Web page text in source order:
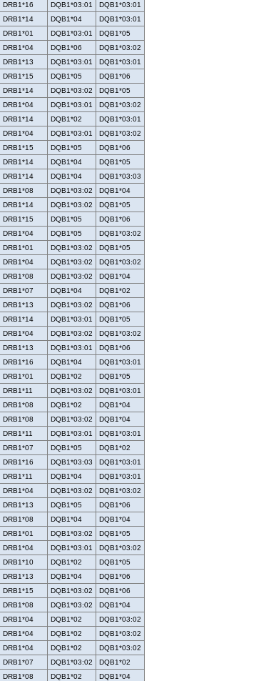
DRB1*16 DQB1*03:01
DQB1*03:01
DRB1*14 DQB1*04
DQB1*03:01
DRB1*01 DQB1*03:01
DQB1*05
DRB1*04 DQB1*06
DQB1*03:02
DRB1*13 DQB1*03:01
DQB1*03:01
DRB1*15 DQB1*05
DQB1*06
DRB1*14 DQB1*03:02
DQB1*05
DRB1*04 DQB1*03:01
DQB1*03:02
DRB1*14 DQB1*02
DQB1*03:01
DRB1*04 DQB1*03:01
DQB1*03:02
DRB1*15 DQB1*05
DQB1*06
DRB1*14 DQB1*04
DQB1*05
DRB1*14 DQB1*04
DQB1*03:03
DRB1*08 DQB1*03:02
DQB1*04
DRB1*14 DQB1*03:02
DQB1*05
DRB1*15 DQB1*05
DQB1*06
DRB1*04 DQB1*05
DQB1*03:02
DRB1*01 DQB1*03:02
DQB1*05
DRB1*04 DQB1*03:02
DQB1*03:02
DRB1*08 DQB1*03:02
DQB1*04
DRB1*07 DQB1*04
DQB1*02
DRB1*13 DQB1*03:02
DQB1*06
DRB1*14 DQB1*03:01
DQB1*05
DRB1*04 DQB1*03:02
DQB1*03:02
DRB1*13 DQB1*03:01
DQB1*06
DRB1*16 DQB1*04
DQB1*03:01
DRB1*01 DQB1*02
DQB1*05
DRB1*11 DQB1*03:02
DQB1*03:01
DRB1*08 DQB1*02
DQB1*04
DRB1*08 DQB1*03:02
DQB1*04
DRB1*11 DQB1*03:01
DQB1*03:01
DRB1*07 DQB1*05
DQB1*02
DRB1*16 DQB1*03:03
DQB1*03:01
DRB1*11 DQB1*04
DQB1*03:01
DRB1*04 DQB1*03:02
DQB1*03:02
DRB1*13 DQB1*05
DQB1*06
DRB1*08 DQB1*04
DQB1*04
DRB1*01 DQB1*03:02
DQB1*05
DRB1*04 DQB1*03:01
DQB1*03:02
DRB1*10 DQB1*02
DQB1*05
DRB1*13 DQB1*04
DQB1*06
DRB1*15 DQB1*03:02
DQB1*06
DRB1*08 DQB1*03:02
DQB1*04
DRB1*04 DQB1*02
DQB1*03:02
DRB1*04 DQB1*02
DQB1*03:02
DRB1*04 DQB1*02
DQB1*03:02
DRB1*07 DQB1*03:02
DQB1*02
DRB1*08 DQB1*02
DQB1*04